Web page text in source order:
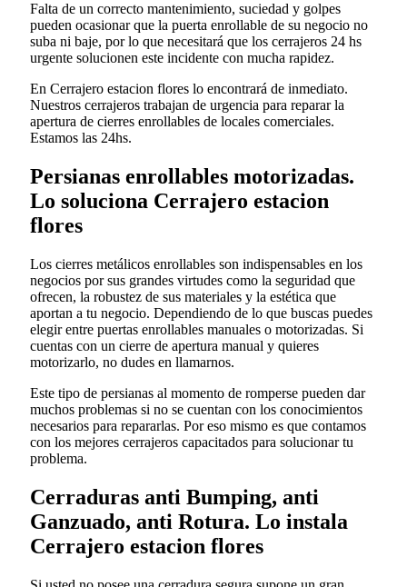
Falta de un correcto mantenimiento, suciedad y golpes
pueden ocasionar que la puerta enrollable de su negocio no
suba ni baje, por lo que necesitará que los cerrajeros 24 hs
urgente solucionen este incidente con mucha rapidez.
En Cerrajero estacion flores lo encontrará de inmediato.
Nuestros cerrajeros trabajan de urgencia para reparar la
apertura de cierres enrollables de locales comerciales.
Estamos las 24hs.
Persianas enrollables motorizadas.
Lo soluciona Cerrajero estacion
flores
Los cierres metálicos enrollables son indispensables en los
negocios por sus grandes virtudes como la seguridad que
ofrecen, la robustez de sus materiales y la estética que
aportan a tu negocio. Dependiendo de lo que buscas puedes
elegir entre puertas enrollables manuales o motorizadas. Si
cuentas con un cierre de apertura manual y quieres
motorizarlo, no dudes en llamarnos.
Este tipo de persianas al momento de romperse pueden dar
muchos problemas si no se cuentan con los conocimientos
necesarios para repararlas. Por eso mismo es que contamos
con los mejores cerrajeros capacitados para solucionar tu
problema.
Cerraduras anti Bumping, anti
Ganzuado, anti Rotura. Lo instala
Cerrajero estacion flores